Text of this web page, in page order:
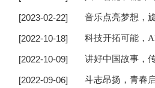
音乐点亮梦想，
[2023-02-22]
科技开拓可能，
[2022-10-18]
讲好中国故事，
[2022-10-09]
斗志昂扬，青春
[2022-09-06]